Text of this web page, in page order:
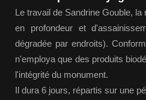
Le travail de Sandrine Gouble,
en profondeur et
dégradée par endroits).
n'employa que des produits
l'intégrité du monument.
Il dura 6 jours, répartis sur une